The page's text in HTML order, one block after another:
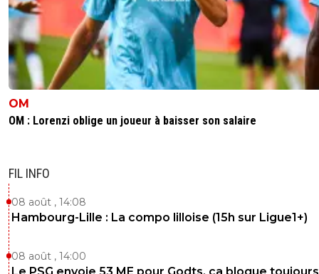
OM
OM : Lorenzi oblige un joueur à baisser son salaire
FIL INFO
08 août , 14:08
Hambourg-Lille : La compo lilloise (15h sur Ligue1+)
08 août , 14:00
Le PSG envoie 53 ME pour Godts, ça bloque toujours